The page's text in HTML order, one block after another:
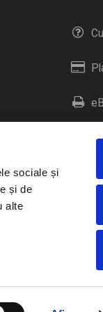
sociale și
și de
alte